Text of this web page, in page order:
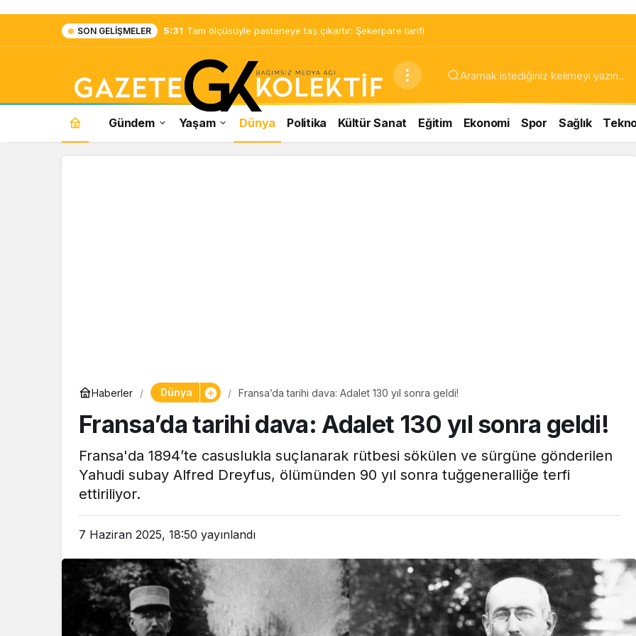
SON GELIŞMELER 5:31 Tam ölçüsüyle pastaneye taş çıkartır: Şekerpare tarifi
Gündem Yaşam Dünya Politika Kültür Sanat Eğitim Ekonomi Spor Sağlık
Haberler Dünya Fransa’da tarihi dava: Adalet 130 yıl sonra geldi!
Fransa’da tarihi dava: Adalet 130 yıl sonra geldi!
Fransa'da 1894’te casuslukla suçlanarak rütbesi sökülen ve sürgüne gönderilen
Yahudi subay Alfred Dreyfus, ölümünden 90 yıl sonra tuğgeneralliğe terfi
ettiriliyor.
7 Haziran 2025, 18:50 yayınlandı
pastaneye taş çıkartır:
Brownie tadında ıslak